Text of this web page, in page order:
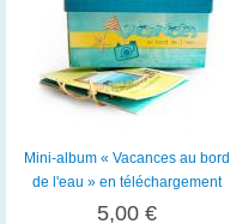
Mini-album « Vacances au bord
de l'eau » en téléchargement
5,00 €